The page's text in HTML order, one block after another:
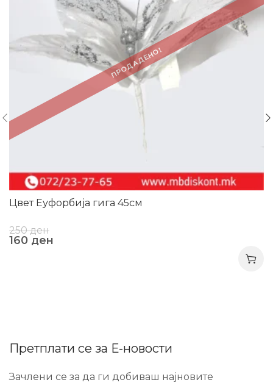
ПРОДАДЕНО!
Цвет Еуфорбија гига 45см
250ден
160 ден
Претплати се за Е-новости
Зачлени се за да ги добиваш најновите